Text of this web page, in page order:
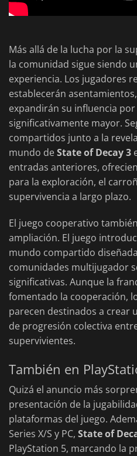
Más allá de la lucha por la
la comunidad sigue siendo
experiencia. Los jugadores
establecerán
expandirán su influencia
significativamente mayor.
compartidos junto a la
mundo deState of Decay 3
entradas anteriores,
para la exploración, el
supervivencia a largo plazo.
El juego cooperativo
ampliación. El juego
mundo compartido
comunidades multijugador
significativas. Aunque la
fomentado la cooperación,
parecen destinados a crear
de progresión colectiva
supervivientes.
También en
Quizá el anuncio más
presentación de la
plataformas del juego.
Series X/S y PC, State of
PlayStation 5, marcando la